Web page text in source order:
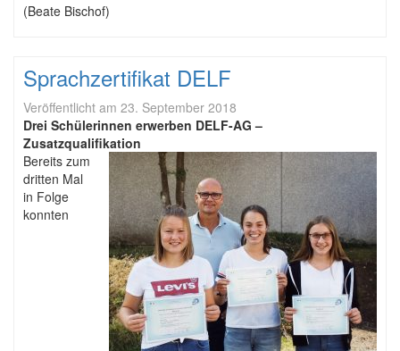
(Beate Bischof)
Sprachzertifikat DELF
Veröffentlicht am 23. September 2018
Drei Schülerinnen erwerben DELF-AG –
Zusatzqualifikation
Bereits zum
dritten Mal
in Folge
konnten